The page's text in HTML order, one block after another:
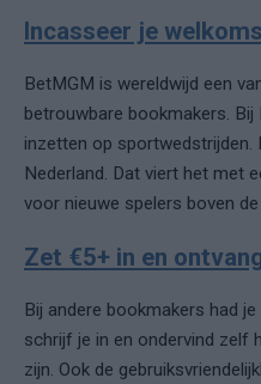
Incasseer je
BetMGM is wereldwijd een
betrouwbare bookmakers.
inzetten op sportwedstrijden.
Nederland. Dat viert het met
voor nieuwe spelers boven
Zet €5+ in en
Bij andere bookmakers had
schrijf je in en ondervind zelf
zijn. Ook de